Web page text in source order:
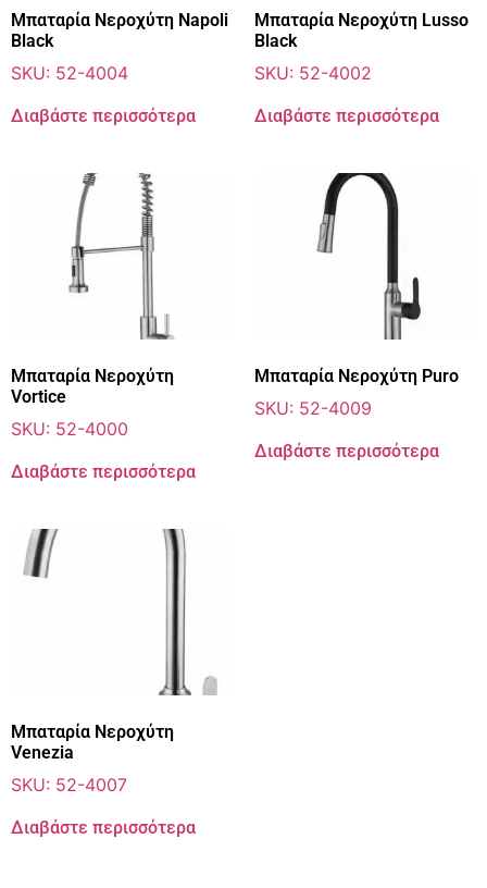
Μπαταρία Νεροχύτη Napoli
Black
SKU: 52-4004
Διαβάστε περισσότερα
Μπαταρία Νεροχύτη Lusso
Black
SKU: 52-4002
Διαβάστε περισσότερα
Μπαταρία Νεροχύτη
Vortice
SKU: 52-4000
Διαβάστε περισσότερα
Μπαταρία Νεροχύτη Puro
SKU: 52-4009
Διαβάστε περισσότερα
Μπαταρία Νεροχύτη
Venezia
SKU: 52-4007
Διαβάστε περισσότερα